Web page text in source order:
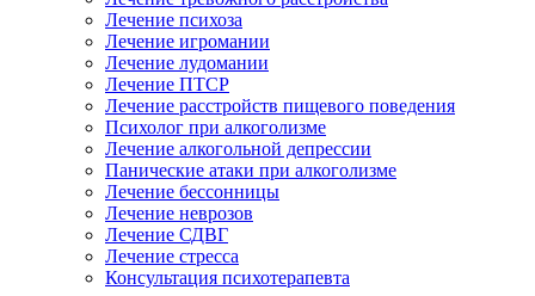
Лечение психоза
Лечение игромании
Лечение лудомании
Лечение ПТСР
Лечение расстройств пищевого поведения
Психолог при алкоголизме
Лечение алкогольной депрессии
Панические атаки при алкоголизме
Лечение бессонницы
Лечение неврозов
Лечение СДВГ
Лечение стресса
Консультация психотерапевта